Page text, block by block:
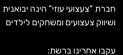
חברת "צעצועי עוזי" הינה
ושיווק צעצועים ומשחקים לילדים
עקבו אחרינו ברשת: